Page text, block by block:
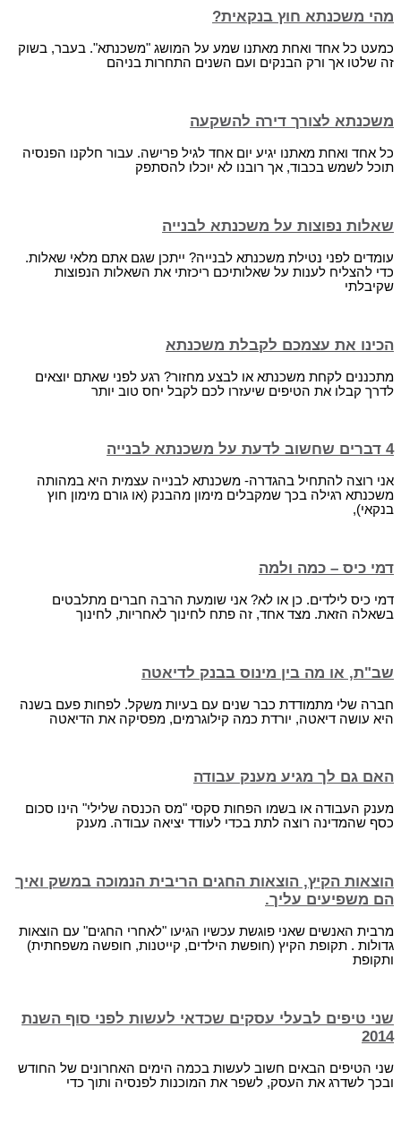
מהי משכנתא חוץ בנקאית?
כמעט כל אחד ואחת מאתנו שמע על המושג "משכנתא". בעבר, בשוק
זה שלטו אך ורק הבנקים ועם השנים התחרות בניהם
משכנתא לצורך דירה להשקעה
כל אחד ואחת מאתנו יגיע יום אחד לגיל פרישה. עבור חלקנו הפנסיה
תוכל לשמש בכבוד, אך רובנו לא יוכלו להסתפק
שאלות נפוצות על משכנתא לבנייה
עומדים לפני נטילת משכנתא לבנייה? ייתכן שגם אתם מלאי שאלות.
כדי להצליח לענות על שאלותיכם ריכזתי את השאלות הנפוצות
שקיבלתי
הכינו את עצמכם לקבלת משכנתא
מתכננים לקחת משכנתא או לבצע מחזור? רגע לפני שאתם יוצאים
לדרך קבלו את הטיפים שיעזרו לכם לקבל יחס טוב יותר
4 דברים שחשוב לדעת על משכנתא לבנייה
אני רוצה להתחיל בהגדרה- משכנתא לבנייה עצמית היא במהותה
משכנתא רגילה בכך שמקבלים מימון מהבנק (או גורם מימון חוץ
בנקאי),
דמי כיס – כמה ולמה
דמי כיס לילדים. כן או לא? אני שומעת הרבה חברים מתלבטים
בשאלה הזאת. מצד אחד, זה פתח לחינוך לאחריות, לחינוך
שב"ת, או מה בין מינוס בבנק לדיאטה
חברה שלי מתמודדת כבר שנים עם בעיות משקל. לפחות פעם בשנה
היא עושה דיאטה, יורדת כמה קילוגרמים, מפסיקה את הדיאטה
האם גם לך מגיע מענק עבודה
מענק העבודה או בשמו הפחות סקסי "מס הכנסה שלילי" הינו סכום
כסף שהמדינה רוצה לתת בכדי לעודד יציאה עבודה. מענק
הוצאות הקיץ, הוצאות החגים הריבית הנמוכה במשק ואיך
הם משפיעים עליך.
מרבית האנשים שאני פוגשת עכשיו הגיעו "לאחרי החגים" עם הוצאות
גדולות . תקופת הקיץ (חופשת הילדים, קייטנות, חופשה משפחתית)
ותקופת
שני טיפים לבעלי עסקים שכדאי לעשות לפני סוף השנת
2014
שני הטיפים הבאים חשוב לעשות בכמה הימים האחרונים של החודש
ובכך לשדרג את העסק, לשפר את המוכנות לפנסיה ותוך כדי